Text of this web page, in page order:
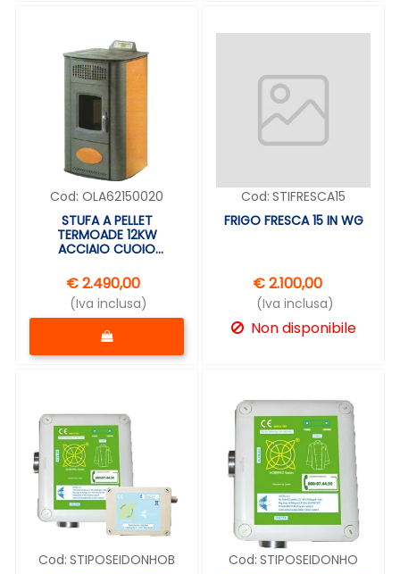
Cod: OLA62150020
STUFA A PELLET
TERMOADE 12KW
ACCIAIO CUOIO
€ 2.490,00
(Iva inclusa)
Quantità
Cod: STIFRESCA15
FRIGO FRESCA 15 IN WG
€ 2.100,00
(Iva inclusa)
Non disponibile
Cod: STIPOSEIDONHOB
Cod: STIPOSEIDONHO